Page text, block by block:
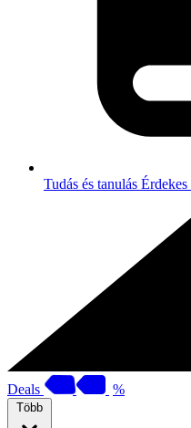
Tudás és tanulás
Deals %
Több